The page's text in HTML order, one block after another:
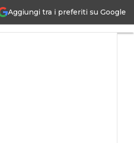
Aggiungi tra i preferiti su Google